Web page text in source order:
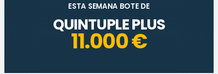
ESTA SEMANA BOTE DE
QUINTUPLE PLUS
11.000 €